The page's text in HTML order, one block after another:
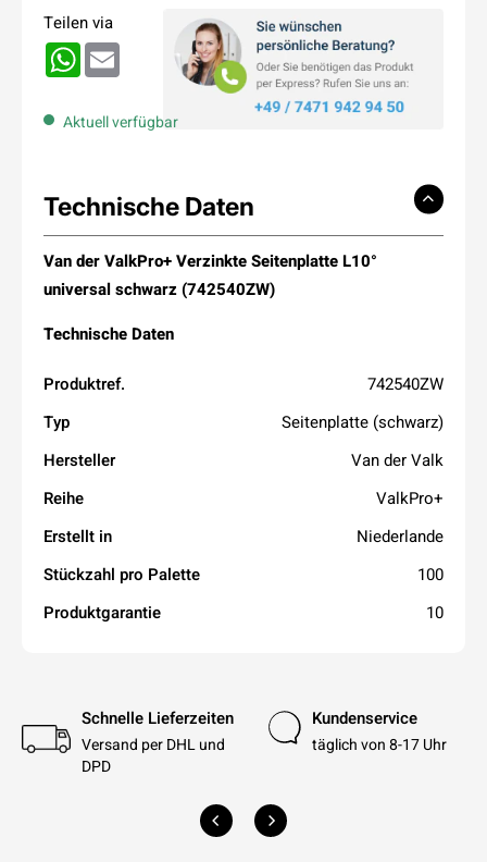
Teilen via
WhatsApp
Aktuell verfügbar
Technische Daten
Van der ValkPro+ Verzinkte Seitenplatte L10°
universal schwarz (742540ZW)
Technische Daten
Produktref.
742540ZW
Typ
Seitenplatte (schwarz)
Hersteller
Van der Valk
Reihe
ValkPro+
Erstellt in
Niederlande
Stückzahl pro Palette
100
Produktgarantie
10
Schnelle Lieferzeiten
Versand per DHL und
DPD
Kundenservice
täglich von 8-17 Uhr